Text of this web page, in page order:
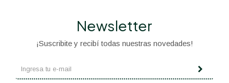
Newsletter
¡Suscribite y recibí todas nuestras novedades!